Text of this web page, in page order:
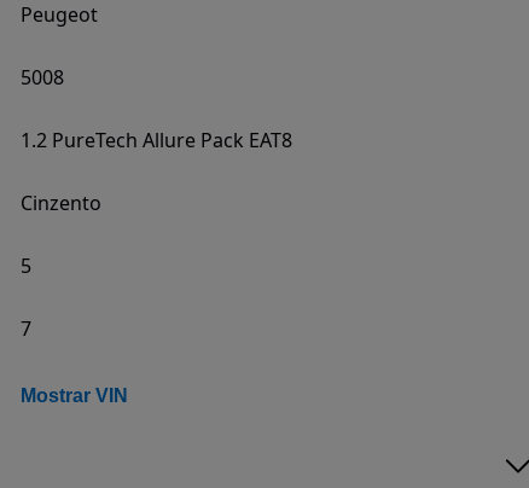
Peugeot
5008
1.2 PureTech Allure Pack EAT8
Cinzento
5
7
Mostrar VIN